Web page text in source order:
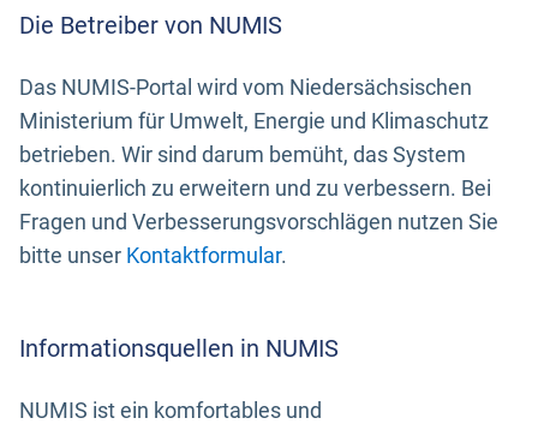
Die Betreiber von NUMIS
Das NUMIS-Portal wird vom Niedersächsischen
Ministerium für Umwelt, Energie und Klimaschutz
betrieben. Wir sind darum bemüht, das System
kontinuierlich zu erweitern und zu verbessern. Bei
Fragen und Verbesserungsvorschlägen nutzen Sie
bitte unser Kontaktformular.
Informationsquellen in NUMIS
NUMIS ist ein komfortables und